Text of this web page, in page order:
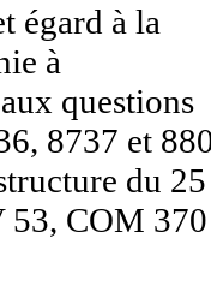
égard à la
à
questions
8737 et
du 25
COM 370